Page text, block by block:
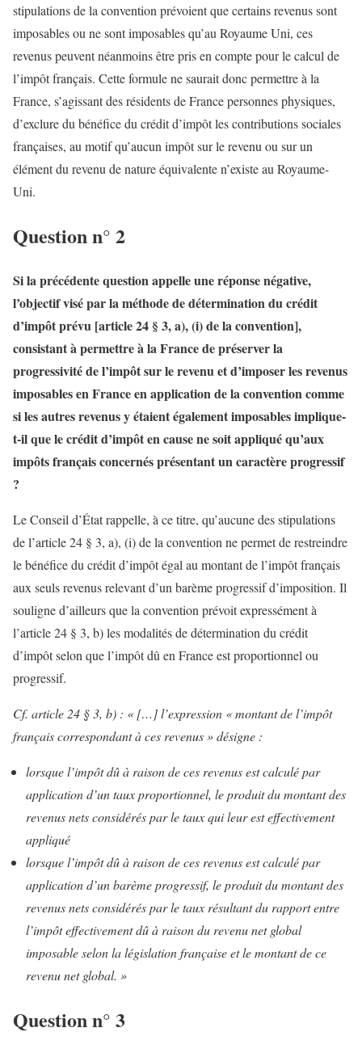
stipulations de la convention prévoient que certains revenus sont
imposables ou ne sont imposables qu’au Royaume Uni, ces
revenus peuvent néanmoins être pris en compte pour le calcul de
l’impôt français. Cette formule ne saurait donc permettre à la
France, s’agissant des résidents de France personnes physiques,
d’exclure du bénéfice du crédit d’impôt les contributions sociales
françaises, au motif qu’aucun impôt sur le revenu ou sur un
élément du revenu de nature équivalente n’existe au Royaume-
Uni.
Question n° 2
Si la précédente question appelle une réponse négative,
l’objectif visé par la méthode de détermination du crédit
d’impôt prévu [article 24 § 3, a), (i) de la convention],
consistant à permettre à la France de préserver la
progressivité de l’impôt sur le revenu et d’imposer les revenus
imposables en France en application de la convention comme
si les autres revenus y étaient également imposables implique-
t-il que le crédit d’impôt en cause ne soit appliqué qu’aux
impôts français concernés présentant un caractère progressif
?
Le Conseil d’État rappelle, à ce titre, qu’aucune des stipulations
de l’article 24 § 3, a), (i) de la convention ne permet de restreindre
le bénéfice du crédit d’impôt égal au montant de l’impôt français
aux seuls revenus relevant d’un barème progressif d’imposition. Il
souligne d’ailleurs que la convention prévoit expressément à
l’article 24 § 3, b) les modalités de détermination du crédit
d’impôt selon que l’impôt dû en France est proportionnel ou
progressif.
Cf. article 24 § 3, b) : « […] l’expression « montant de l’impôt
français correspondant à ces revenus » désigne :
lorsque l’impôt dû à raison de ces revenus est calculé par
application d’untaux proportionnel, le produit du montant des
revenus nets considérés par le taux qui leur est effectivement
appliqué
lorsque l’impôt dû à raison de ces revenus est calculé par
application d’unbarème progressif, le produit du montant des
revenus nets considérés par le taux résultant du rapport entre
l’impôt effectivement dû à raison du revenu net global
imposable selon la législation française et le montant de ce
revenu net global. »
Question n° 3